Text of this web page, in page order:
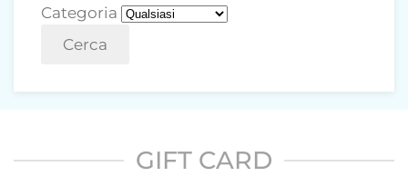
Categoria
Cerca
GIFT CARD